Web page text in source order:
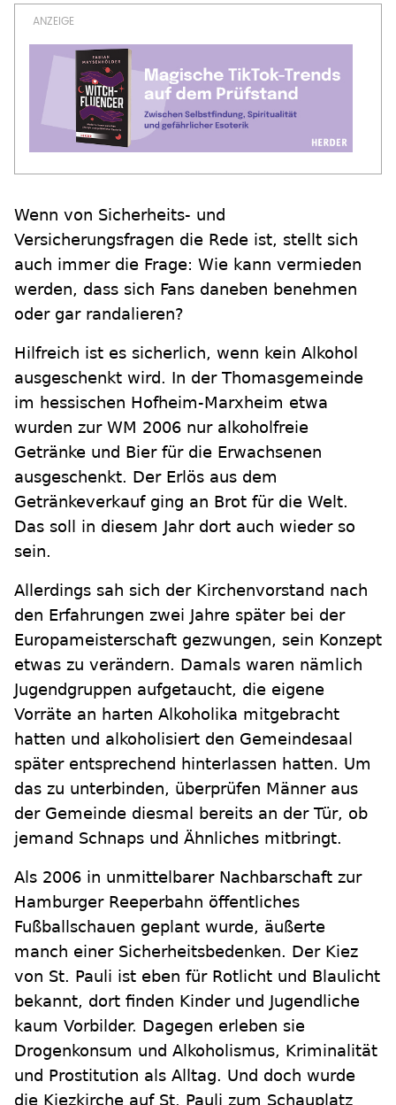
Wenn von Sicherheits- und
Versicherungsfragen die Rede ist, stellt sich
auch immer die Frage: Wie kann vermieden
werden, dass sich Fans daneben benehmen
oder gar randalieren?
Hilfreich ist es sicherlich, wenn kein Alkohol
ausgeschenkt wird. In der Thomasgemeinde
im hessischen Hofheim-Marxheim etwa
wurden zur WM 2006 nur alkoholfreie
Getränke und Bier für die Erwachsenen
ausgeschenkt. Der Erlös aus dem
Getränkeverkauf ging an Brot für die Welt.
Das soll in diesem Jahr dort auch wieder so
sein.
Allerdings sah sich der Kirchenvorstand nach
den Erfahrungen zwei Jahre später bei der
Europameisterschaft gezwungen, sein Konzept
etwas zu verändern. Damals waren nämlich
Jugendgruppen aufgetaucht, die eigene
Vorräte an harten Alkoholika mitgebracht
hatten und alkoholisiert den Gemeindesaal
später entsprechend hinterlassen hatten. Um
das zu unterbinden, überprüfen Männer aus
der Gemeinde diesmal bereits an der Tür, ob
jemand Schnaps und Ähnliches mitbringt.
Als 2006 in unmittelbarer Nachbarschaft zur
Hamburger Reeperbahn öffentliches
Fußballschauen geplant wurde, äußerte
manch einer Sicherheitsbedenken. Der Kiez
von St. Pauli ist eben für Rotlicht und Blaulicht
bekannt, dort finden Kinder und Jugendliche
kaum Vorbilder. Dagegen erleben sie
Drogenkonsum und Alkoholismus, Kriminalität
und Prostitution als Alltag. Und doch wurde
die Kiezkirche auf St. Pauli zum Schauplatz